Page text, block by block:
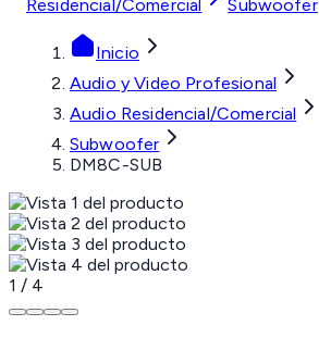
Residencial/Comercial
Subwoofer
Inicio
Audio y Video Profesional
Audio Residencial/Comercial
Subwoofer
DM8C-SUB
1 / 4